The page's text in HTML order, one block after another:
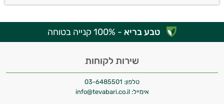
טבע בריא - 100% קנייה בטוחה
שירות לקוחות
טלפון: 03-6485501
אימייל: info@tevabari.co.il